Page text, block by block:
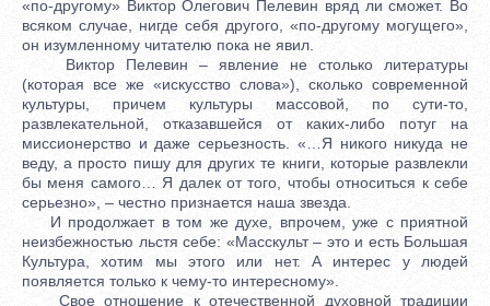
«по-другому» Виктор Олегович Пелевин вряд ли сможет. Во
всяком случае, нигде себя другого, «по-другому могущего»,
он изумленному читателю пока не явил.
Виктор Пелевин – явление не столько литературы
(которая все же «искусство слова»), сколько современной
культуры, причем культуры массовой, по сути-то,
развлекательной, отказавшейся от каких-либо потуг на
миссионерство и даже серьезность. «…Я никого никуда не
веду, а просто пишу для других те книги, которые развлекли
бы меня самого… Я далек от того, чтобы относиться к себе
серьезно», – честно признается наша звезда.
И продолжает в том же духе, впрочем, уже с приятной
неизбежностью льстя себе: «Масскульт – это и есть Большая
Культура, хотим мы этого или нет. А интерес у людей
появляется только к чему-то интересному».
Свое отношение к отечественной духовной традиции